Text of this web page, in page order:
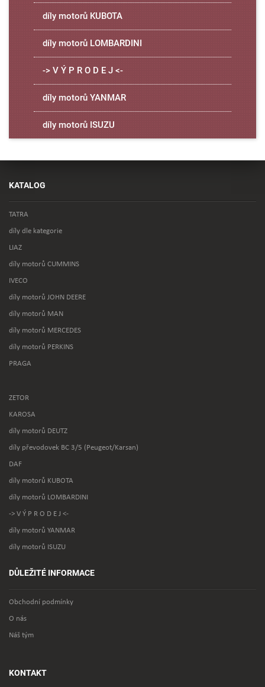
díly motorů KUBOTA
díly motorů LOMBARDINI
-> V Ý P R O D E J <-
díly motorů YANMAR
díly motorů ISUZU
KATALOG
TATRA
díly dle kategorie
LIAZ
díly motorů CUMMINS
IVECO
díly motorů JOHN DEERE
díly motorů MAN
díly motorů MERCEDES
díly motorů PERKINS
PRAGA
ZETOR
KAROSA
díly motorů DEUTZ
díly převodovek BC 3/5 (Peugeot/Karsan)
DAF
díly motorů KUBOTA
díly motorů LOMBARDINI
-> V Ý P R O D E J <-
díly motorů YANMAR
díly motorů ISUZU
DŮLEŽITÉ INFORMACE
Obchodní podmínky
O nás
Náš tým
KONTAKT